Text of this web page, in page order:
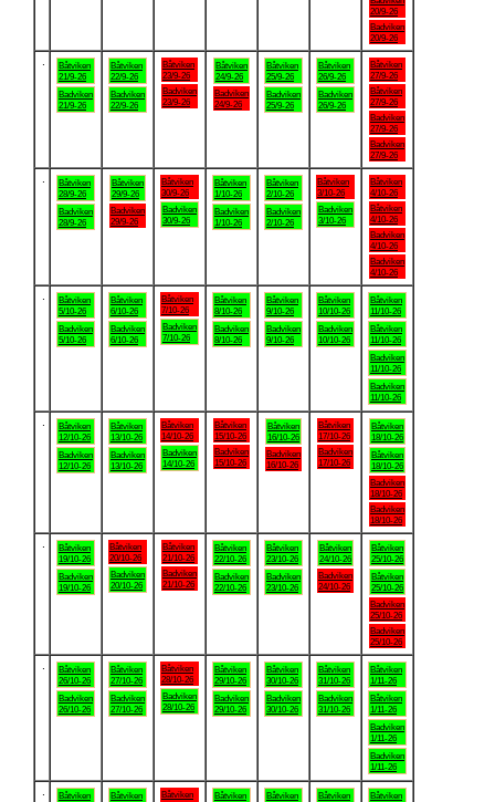
20/9-26
Badviken
20/9-26
Båtviken
21/9-26
Badviken
21/9-26
Båtviken
22/9-26
Badviken
22/9-26
Båtviken
23/9-26
Badviken
23/9-26
Båtviken
24/9-26
Badviken
24/9-26
Båtviken
25/9-26
Badviken
25/9-26
Båtviken
26/9-26
Badviken
26/9-26
Båtviken
27/9-26
Båtviken
27/9-26
Badviken
27/9-26
Badviken
27/9-26
Båtviken
28/9-26
Badviken
28/9-26
Båtviken
29/9-26
Badviken
29/9-26
Båtviken
30/9-26
Badviken
30/9-26
Båtviken
1/10-26
Badviken
1/10-26
Båtviken
2/10-26
Badviken
2/10-26
Båtviken
3/10-26
Badviken
3/10-26
Båtviken
4/10-26
Båtviken
4/10-26
Badviken
4/10-26
Badviken
4/10-26
Båtviken
5/10-26
Badviken
5/10-26
Båtviken
6/10-26
Badviken
6/10-26
Båtviken
7/10-26
Badviken
7/10-26
Båtviken
8/10-26
Badviken
8/10-26
Båtviken
9/10-26
Badviken
9/10-26
Båtviken
10/10-26
Badviken
10/10-26
Båtviken
11/10-26
Båtviken
11/10-26
Badviken
11/10-26
Badviken
11/10-26
Båtviken
12/10-26
Badviken
12/10-26
Båtviken
13/10-26
Badviken
13/10-26
Båtviken
14/10-26
Badviken
14/10-26
Båtviken
15/10-26
Badviken
15/10-26
Båtviken
16/10-26
Badviken
16/10-26
Båtviken
17/10-26
Badviken
17/10-26
Båtviken
18/10-26
Båtviken
18/10-26
Badviken
18/10-26
Badviken
18/10-26
Båtviken
19/10-26
Badviken
19/10-26
Båtviken
20/10-26
Badviken
20/10-26
Båtviken
21/10-26
Badviken
21/10-26
Båtviken
22/10-26
Badviken
22/10-26
Båtviken
23/10-26
Badviken
23/10-26
Båtviken
24/10-26
Badviken
24/10-26
Båtviken
25/10-26
Båtviken
25/10-26
Badviken
25/10-26
Badviken
25/10-26
Båtviken
26/10-26
Badviken
26/10-26
Båtviken
27/10-26
Badviken
27/10-26
Båtviken
28/10-26
Badviken
28/10-26
Båtviken
29/10-26
Badviken
29/10-26
Båtviken
30/10-26
Badviken
30/10-26
Båtviken
31/10-26
Badviken
31/10-26
Båtviken
1/11-26
Båtviken
1/11-26
Badviken
1/11-26
Badviken
1/11-26
Båtviken
Båtviken
Båtviken
Båtviken
Båtviken
Båtviken
Båtviken